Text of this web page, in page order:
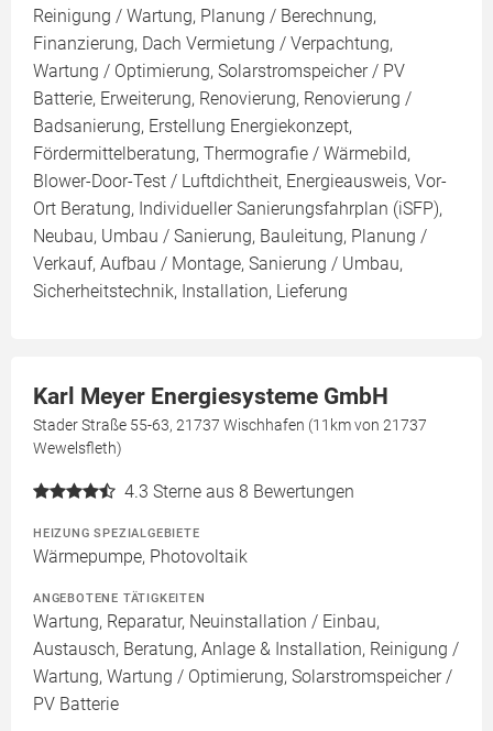
Reinigung / Wartung, Planung / Berechnung,
Finanzierung, Dach Vermietung / Verpachtung,
Wartung / Optimierung, Solarstromspeicher / PV
Batterie, Erweiterung, Renovierung, Renovierung /
Badsanierung, Erstellung Energiekonzept,
Fördermittelberatung, Thermografie / Wärmebild,
Blower-Door-Test / Luftdichtheit, Energieausweis, Vor-
Ort Beratung, Individueller Sanierungsfahrplan (iSFP),
Neubau, Umbau / Sanierung, Bauleitung, Planung /
Verkauf, Aufbau / Montage, Sanierung / Umbau,
Sicherheitstechnik, Installation, Lieferung
Karl Meyer Energiesysteme GmbH
Stader Straße 55-63, 21737 Wischhafen (11km von 21737
Wewelsfleth)
4.3 Sterne aus 8 Bewertungen
HEIZUNG SPEZIALGEBIETE
Wärmepumpe, Photovoltaik
ANGEBOTENE TÄTIGKEITEN
Wartung, Reparatur, Neuinstallation / Einbau,
Austausch, Beratung, Anlage & Installation, Reinigung /
Wartung, Wartung / Optimierung, Solarstromspeicher /
PV Batterie